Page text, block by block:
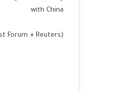
with China.
(Source: Asia Middle East Forum + Reuters)